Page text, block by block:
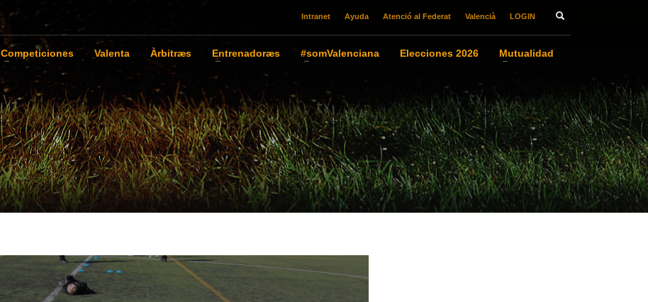
Intranet Ayuda Atenció al Federat Valencià LOGIN
Competiciones Valenta Àrbitræs Entrenadoræs #somValenciana Elecciones 2026
Mutualidad